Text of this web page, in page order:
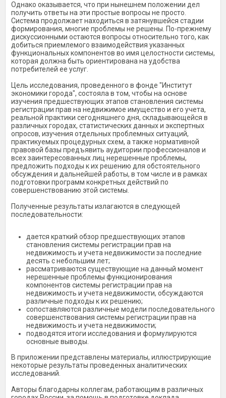
Однако оказывается, что при нынешнем положении дел
получить ответы на эти простые вопросы не просто.
Система продолжает находиться в затянувшейся стадии
формирования, многие проблемы не решены. По-прежнему
дискуссионными остаются вопросы относительно того, как
добиться приемлемого взаимодействия указанных
функциональных компонентов во имя целостности системы,
которая должна быть ориентирована на удобства
потребителей ее услуг.
Цель исследования, проведенного в фонде "Институт
экономики города", состояла в том, чтобы на основе
изучения предшествующих этапов становления системы
регистрации прав на недвижимое имущество и его учета,
реальной практики сегодняшнего дня, складывающейся в
различных городах, статистических данных и экспертных
опросов, изучения отдельных проблемных ситуаций,
практикуемых процедурных схем, а также нормативной
правовой базы предъявить аудитории профессионалов и
всех заинтересованных лиц нерешенные проблемы,
предложить подходы к их решению для обстоятельного
обсуждения и дальнейшей работы, в том числе и в рамках
подготовки программ конкретных действий по
совершенствованию этой системы.
Полученные результаты излагаются в следующей
последовательности:
дается краткий обзор предшествующих этапов
становления системы регистрации прав на
недвижимость и учета недвижимости за последние
десять с небольшим лет;
рассматриваются существующие на данный момент
нерешенные проблемы функционирования
компонентов системы регистрации прав на
недвижимость и учета недвижимости, обсуждаются
различные подходы к их решению;
сопоставляются различные модели последовательного
совершенствования системы регистрации прав на
недвижимость и учета недвижимости;
подводятся итоги исследования и формулируются
основные выводы.
В приложении представлены материалы, иллюстрирующие
некоторые результаты проведенных аналитических
исследований.
Авторы благодарны коллегам, работающим в различных